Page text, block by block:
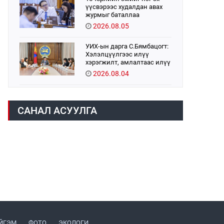
үүсвэрээс худалдан авах
журмыг баталлаа
2026.08.05
УИХ-ын дарга С.Бямбацогт:
Хэлэлцүүлгээс илүү
хэрэгжилт, амлалтаас илүү
бодит үр дүн чухал
2026.08.04
1,439.2 кг үнэт металл
худалдан авлаа
2026.08.05
усны эрсдэлтэй цэгүүдэд
САНАЛ АСУУЛГА